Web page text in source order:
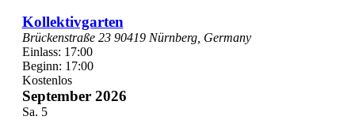
Kollektivgarten
Brückenstraße 23 90419 Nürnberg, Germany
Einlass: 17:00
Beginn: 17:00
Kostenlos
September 2026
Sa. 5